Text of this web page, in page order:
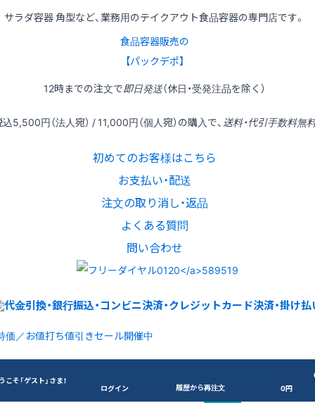
サラダ容器 角型など、業務用のテイクアウト食品容器の専門店です。
食品容器販売の
【パックデポ】
12時までの注文で即日発送（休日・受発注品を除く）
込5,500円（法人宛） / 11,000円（個人宛）の購入で、 送料・代引手数料無
初めてのお客様はこちら
お支払い・配送
注文の取り消し・返品
よくある質問
問い合わせ
価／お値打ち値引きセール開催中
こそ「ゲスト」さま！
ログイン 履歴から再注文
0円